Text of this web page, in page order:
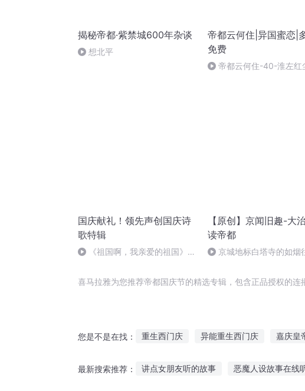
揭秘帝都·紫禁城600年杂谈
想北平
帝都云何住|异国蜜恋|
免费
帝都云何住-40-淮左红
国庆献礼！领先声创国庆诗
歌特辑
《祖国啊，我亲爱的祖国》温
【原创】京闻旧趣-大
读帝都
京城地标白塔寺的如烟
喜马拉雅为您推荐帝都国庆节的精选专辑，包含正品授权的
您是不是在找： 重生西门庆 异能重生西门庆 嘉庆皇
最新搜索推荐： 讲点女朋友听的故事 恶魔人设故事在线